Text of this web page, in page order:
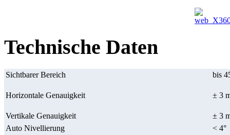
Technische Daten
Sichtbarer Bereich bis
Horizontale Genauigkeit ± 3
Vertikale Genauigkeit
± 3
Auto Nivellierung
< 4°